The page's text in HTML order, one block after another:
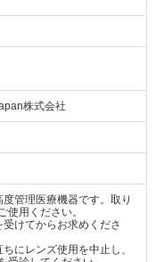
株式会社
管理医療機器です。取り
使用ください。
けてからお求めくださ
にレンズ使用を中止し、